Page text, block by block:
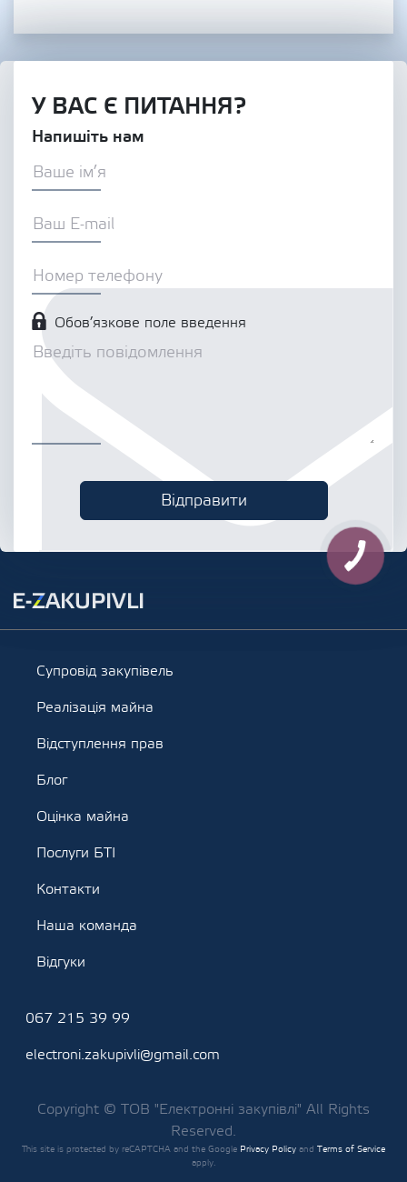
У ВАС Є ПИТАННЯ?
Напишіть нам
Обов’язкове поле введення
Супровід закупівель
Реалізація майна
Відступлення прав
Блог
Оцінка майна
Послуги БТІ
Контакти
Наша команда
Відгуки
067 215 39 99
electroni.zakupivli@gmail.com
Copyright © ТОВ "Електронні закупівлі" All Rights
Reserved.
This site is protected by reCAPTCHA and the Google Privacy Policy and Terms of Service
apply.